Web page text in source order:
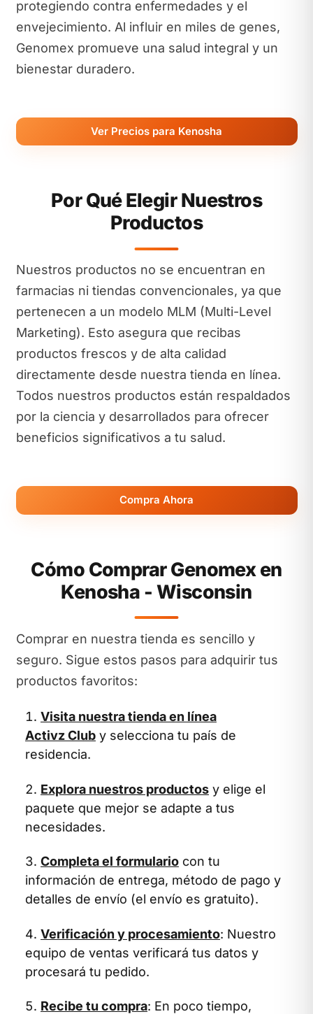
protegiendo contra enfermedades y el
envejecimiento. Al influir en miles de genes,
Genomex promueve una salud integral y un
bienestar duradero.
Ver Precios para Kenosha
Por Qué Elegir Nuestros
Productos
Nuestros productos no se encuentran en
farmacias ni tiendas convencionales, ya que
pertenecen a un modelo MLM (Multi-Level
Marketing). Esto asegura que recibas
productos frescos y de alta calidad
directamente desde nuestra tienda en línea.
Todos nuestros productos están respaldados
por la ciencia y desarrollados para ofrecer
beneficios significativos a tu salud.
Compra Ahora
Cómo Comprar Genomex en
Kenosha - Wisconsin
Comprar en nuestra tienda es sencillo y
seguro. Sigue estos pasos para adquirir tus
productos favoritos:
Visita nuestra tienda en línea
Activz Club y selecciona tu país de
residencia.
Explora nuestros productos y elige el
paquete que mejor se adapte a tus
necesidades.
Completa el formulario con tu
información de entrega, método de pago y
detalles de envío (el envío es gratuito).
Verificación y procesamiento: Nuestro
equipo de ventas verificará tus datos y
procesará tu pedido.
Recibe tu compra: En poco tiempo,